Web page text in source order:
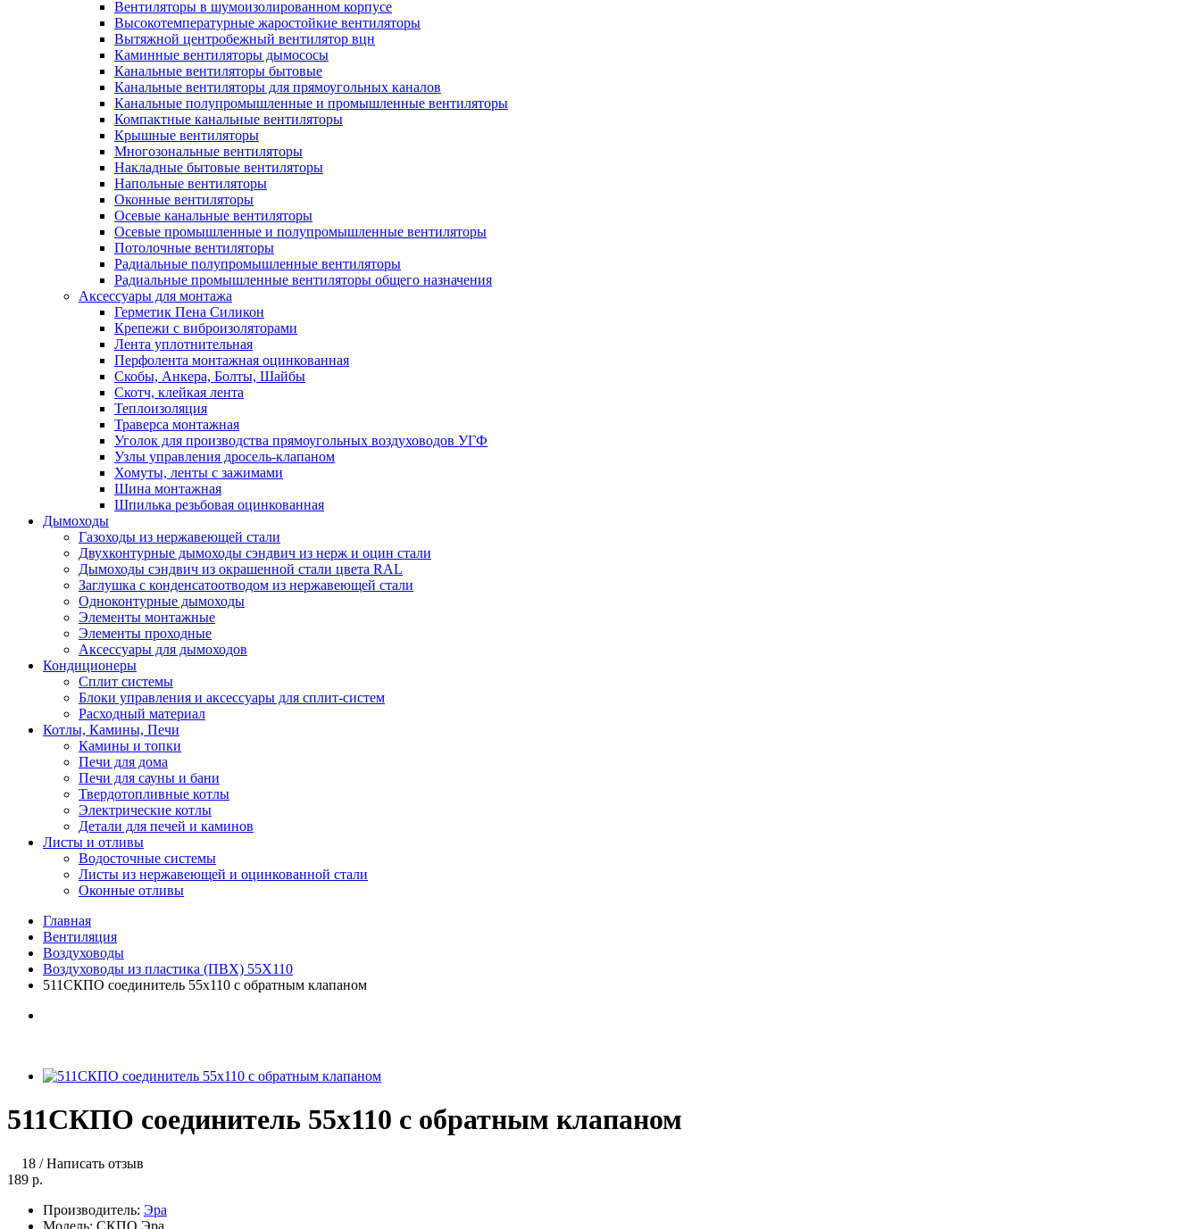
Вентиляторы в шумоизолированном корпусе
Высокотемпературные жаростойкие вентиляторы
Вытяжной центробежный вентилятор вцн
Каминные вентиляторы дымососы
Канальные вентиляторы бытовые
Канальные вентиляторы для прямоугольных каналов
Канальные полупромышленные и промышленные вентиляторы
Компактные канальные вентиляторы
Крышные вентиляторы
Многозональные вентиляторы
Накладные бытовые вентиляторы
Напольные вентиляторы
Оконные вентиляторы
Осевые канальные вентиляторы
Осевые промышленные и полупромышленные вентиляторы
Потолочные вентиляторы
Радиальные полупромышленные вентиляторы
Радиальные промышленные вентиляторы общего назначения
Аксессуары для монтажа
Герметик Пена Силикон
Крепежи с виброизоляторами
Лента уплотнительная
Перфолента монтажная оцинкованная
Скобы, Анкера, Болты, Шайбы
Скотч, клейкая лента
Теплоизоляция
Траверса монтажная
Уголок для производства прямоугольных воздуховодов УГФ
Узлы управления дросель-клапаном
Хомуты, ленты с зажимами
Шина монтажная
Шпилька резьбовая оцинкованная
Дымоходы
Газоходы из нержавеющей стали
Двухконтурные дымоходы сэндвич из нерж и оцин стали
Дымоходы сэндвич из окрашенной стали цвета RAL
Заглушка с конденсатоотводом из нержавеющей стали
Одноконтурные дымоходы
Элементы монтажные
Элементы проходные
Аксессуары для дымоходов
Кондиционеры
Сплит системы
Блоки управления и аксессуары для сплит-систем
Расходный материал
Котлы, Камины, Печи
Камины и топки
Печи для дома
Печи для сауны и бани
Твердотопливные котлы
Электрические котлы
Детали для печей и каминов
Листы и отливы
Водосточные системы
Листы из нержавеющей и оцинкованной стали
Оконные отливы
Главная
Вентиляция
Воздуховоды
Воздуховоды из пластика (ПВХ) 55Х110
511СКПО соединитель 55х110 с обратным клапаном
511СКПО соединитель 55х110 с обратным клапаном
18 /Написать отзыв
189 р.
Производитель: Эра
Модель: СКПО Эра